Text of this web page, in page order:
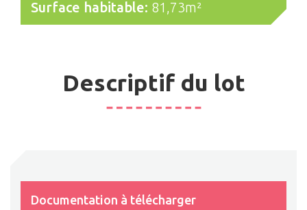
Surface habitable: 81,73m²
Descriptif du lot
Documentation à télécharger